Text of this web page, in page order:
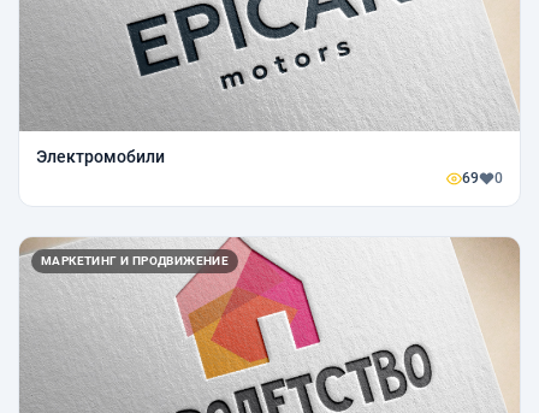
Электромобили
69 0
МАРКЕТИНГ И ПРОДВИЖЕНИЕ